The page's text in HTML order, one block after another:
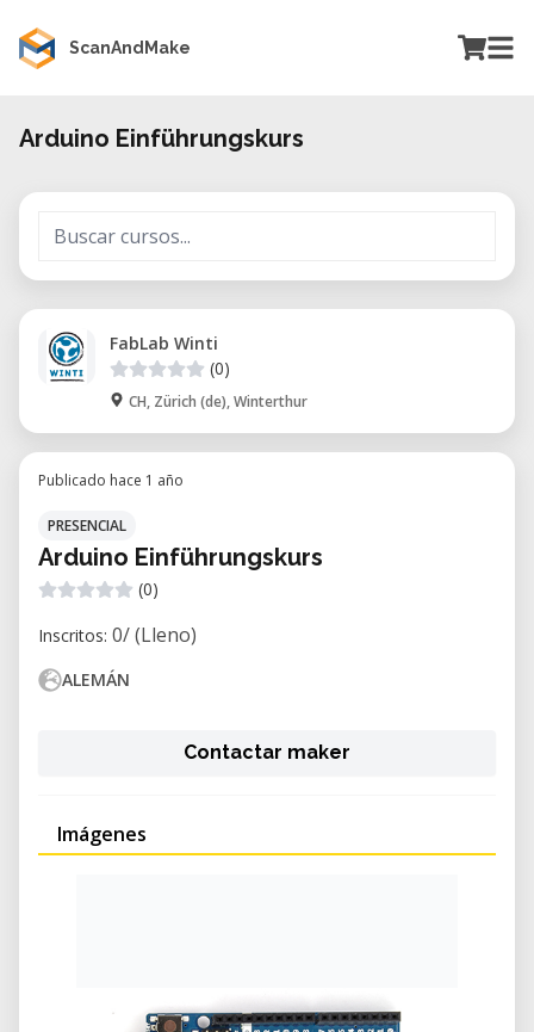
ScanAndMake
Arduino Einführungskurs
FabLab Winti
(0)
CH, Zürich (de), Winterthur
Publicado hace 1 año
PRESENCIAL
Arduino Einführungskurs
(0)
Inscritos: 0/ (Lleno)
ALEMÁN
Contactar maker
Imágenes